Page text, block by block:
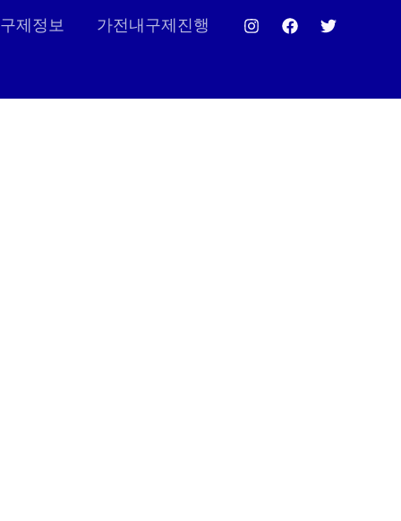
제정보 가전내구제진행